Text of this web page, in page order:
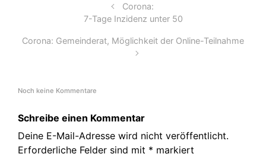
Corona:
7-Tage Inzidenz unter 50
Corona: Gemeinderat, Möglichkeit der Online-Teilnahme
Noch keine Kommentare
Schreibe einen Kommentar
Deine E-Mail-Adresse wird nicht veröffentlicht.
Erforderliche Felder sind mit * markiert